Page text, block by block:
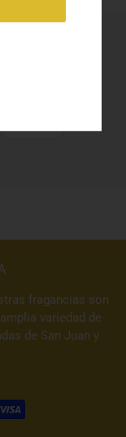
fragancias son
variedad de
de San Juan y